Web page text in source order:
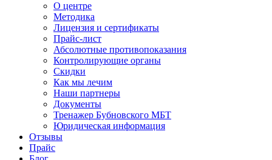
О центре
Методика
Лицензия и сертификаты
Прайс-лист
Абсолютные противопоказания
Контролирующие органы
Скидки
Как мы лечим
Наши партнеры
Документы
Тренажер Бубновского МБТ
Юридическая информация
Отзывы
Прайс